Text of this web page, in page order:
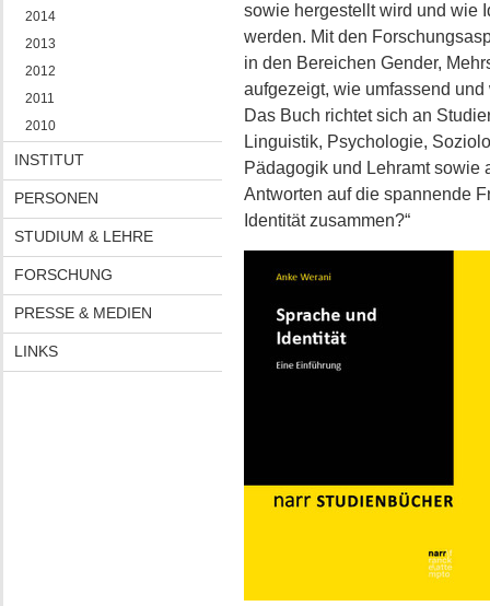
2014
2013
2012
2011
2010
INSTITUT
PERSONEN
STUDIUM & LEHRE
FORSCHUNG
PRESSE & MEDIEN
LINKS
sowie hergestellt wird und wie
werden. Mit den
in den Bereichen Gender,
aufgezeigt, wie umfassend
Das Buch richtet sich an
Linguistik, Psychologie,
Pädagogik und Lehramt sowie
Antworten auf die spannende
Identität zusammen?“